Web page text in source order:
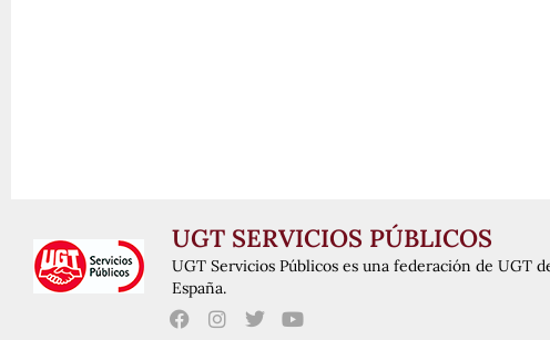
UGT SERVICIOS PÚBLICOS
UGT Servicios Públicos es una federación de UGT
España.